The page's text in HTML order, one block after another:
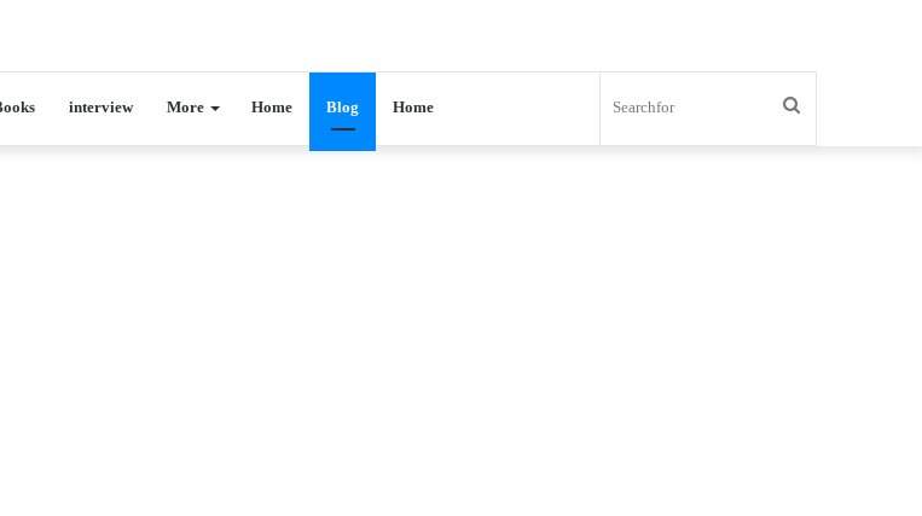
interview More Home Blog Home